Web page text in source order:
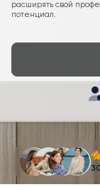
расширять свой
потенциал.